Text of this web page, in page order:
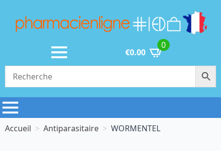
€0.00
0
Accueil Antiparasitaire WORMENTEL